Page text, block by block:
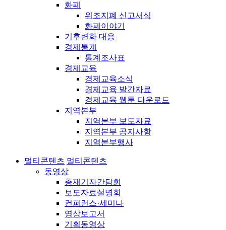
화폐
위조지폐 신고서식
화폐이야기
기후변화 대응
경제통계
통계조사표
경제교육
경제교육소식
경제교육 발간자료
경제교육 웹툰 다운로드
지역본부
지역본부 보도자료
지역본부 공지사항
지역본부행사
멀티콘텐츠 멀티콘텐츠
동영상
총재기자간담회
보도자료설명회
컨퍼런스·세미나
영상보고서
기획동영상